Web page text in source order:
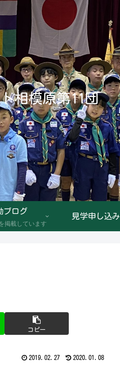
相模原第11団
ブログ
掲載しています
見学申し込み
コピー
2019.02.27 2020.01.08